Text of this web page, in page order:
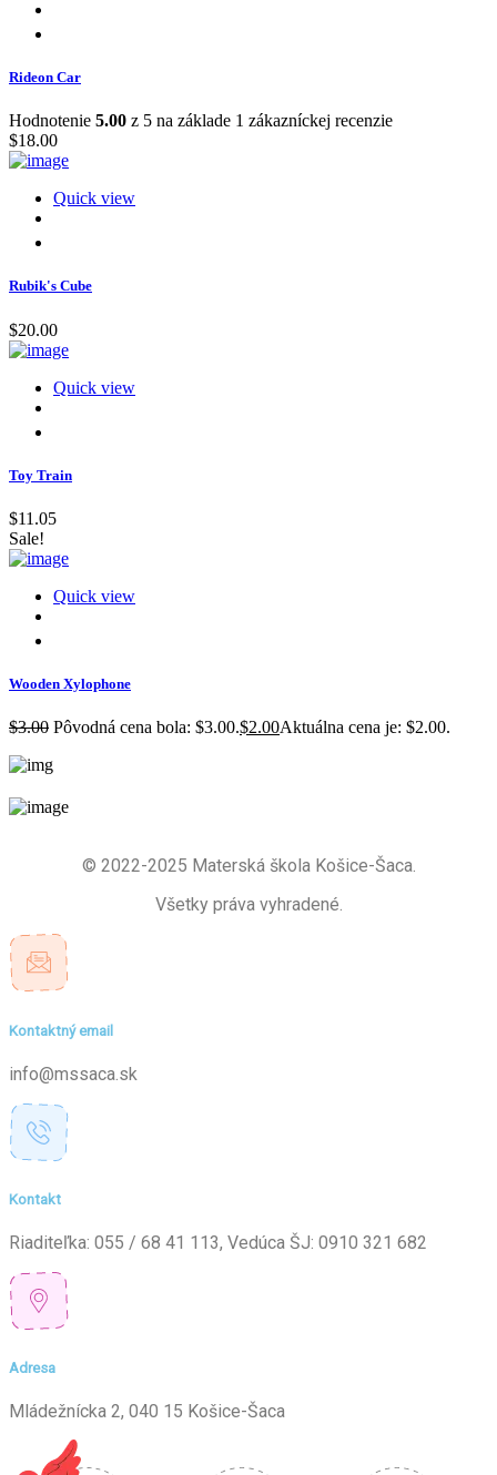
Rideon Car
Hodnotenie 5.00 z 5 na základe 1 zákazníckej recenzie
$18.00
Quick view
Rubik's Cube
$20.00
Quick view
Toy Train
$11.05
Sale!
Quick view
Wooden Xylophone
$3.00 Pôvodná cena bola: $3.00.$2.00Aktuálna cena je: $2.00.
© 2022-2025 Materská škola Košice-Šaca.
Všetky práva vyhradené.
Kontaktný email
info@mssaca.sk
Kontakt
Riaditeľka: 055 / 68 41 113, Vedúca ŠJ: 0910 321 682
Adresa
Mládežnícka 2, 040 15 Košice-Šaca